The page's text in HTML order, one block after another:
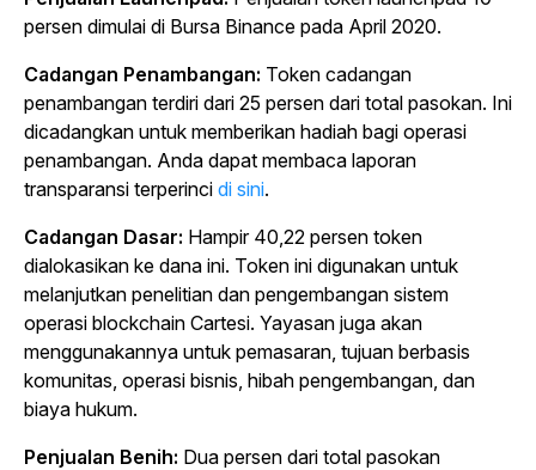
persen dimulai di Bursa Binance pada April 2020.
Cadangan Penambangan: Token cadangan
penambangan terdiri dari 25 persen dari total pasokan. Ini
dicadangkan untuk memberikan hadiah bagi operasi
penambangan. Anda dapat membaca laporan
transparansi terperinci di sini.
Cadangan Dasar: Hampir 40,22 persen token
dialokasikan ke dana ini. Token ini digunakan untuk
melanjutkan penelitian dan pengembangan sistem
operasi blockchain Cartesi. Yayasan juga akan
menggunakannya untuk pemasaran, tujuan berbasis
komunitas, operasi bisnis, hibah pengembangan, dan
biaya hukum.
Penjualan Benih: Dua persen dari total pasokan